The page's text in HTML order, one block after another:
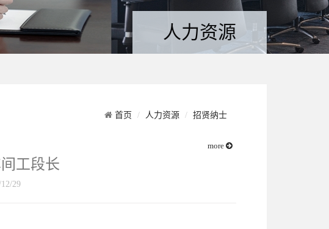
人力资源
首页 人力资源 招贤纳士
more
工段长
29